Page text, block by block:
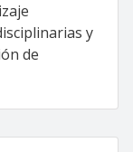
y
de